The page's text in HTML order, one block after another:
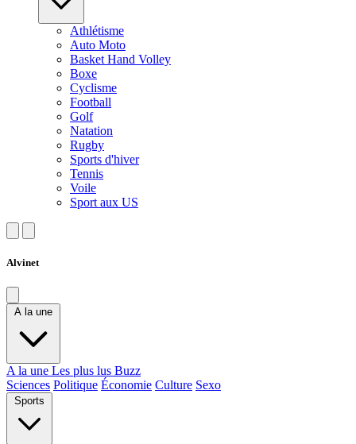
Athlétisme
Auto Moto
Basket Hand Volley
Boxe
Cyclisme
Football
Golf
Natation
Rugby
Sports d'hiver
Tennis
Voile
Sport aux US
Alvinet
A la une
A la une Les plus lus Buzz
Sciences Politique Économie Culture Sexo
Sports